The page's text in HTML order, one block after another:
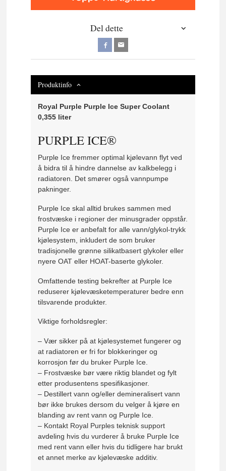
Del dette
Produktinfo
Royal Purple Purple Ice Super Coolant
0,355 liter
PURPLE ICE®
Purple Ice fremmer optimal kjølevann flyt ved
å bidra til å hindre dannelse av kalkbelegg i
radiatoren. Det smører også vannpumpe
pakninger.
Purple Ice skal alltid brukes sammen med
frostvæske i regioner der minusgrader oppstår.
Purple Ice er anbefalt for alle vann/glykol-trykk
kjølesystem, inkludert de som bruker
tradisjonelle grønne silikatbasert glykoler eller
nyere OAT eller HOAT-baserte glykoler.
Omfattende testing bekrefter at Purple Ice
reduserer kjølevæsketemperaturer bedre enn
tilsvarende produkter.
Viktige forholdsregler:
– Vær sikker på at kjølesystemet fungerer og
at radiatoren er fri for blokkeringer og
korrosjon før du bruker Purple Ice.
– Frostvæske bør være riktig blandet og fylt
etter produsentens spesifikasjoner.
– Destillert vann og/eller demineralisert vann
bør ikke brukes dersom du velger å kjøre en
blanding av rent vann og Purple Ice.
– Kontakt Royal Purples teknisk support
avdeling hvis du vurderer å bruke Purple Ice
med rent vann eller hvis du tidligere har brukt
et annet merke av kjølevæske additiv.